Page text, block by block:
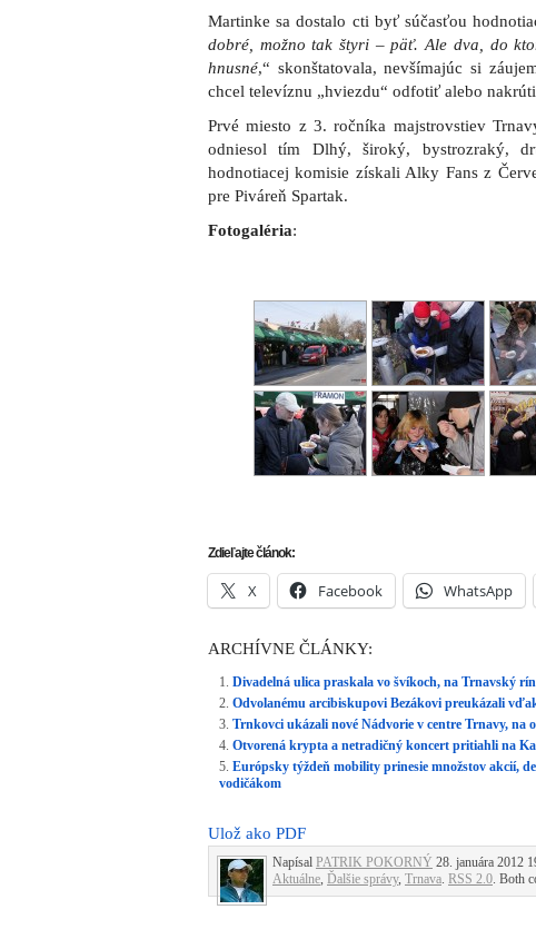
Martinke sa dostalo cti byť súčasťou
dobré, možno tak štyri – päť. Ale dva, do
hnusné,“ skonštatovala, nevšímajúc si
chcel televíznu „hviezdu“ odfotiť alebo
Prvé miesto z 3. ročníka majstrovstiev
odniesol tím Dlhý, široký, bystrozraký,
hodnotiacej komisie získali Alky Fans z
pre Piváreň Spartak.
Fotogaléria:
Zdieľajte článok:
X Facebook WhatsApp
ARCHÍVNE ČLÁNKY:
Divadelná ulica praskala vo švíkoch, na Trnavský
Odvolanému arcibiskupovi Bezákovi preukázali
Trnkovci ukázali nové Nádvorie v centre Trnavy,
Otvorená krypta a netradičný koncert pritiahli na
Európsky týždeň mobility prinesie množstov akcií,
vodičákom
Ulož ako PDF
Napísal PATRIK POKORNÝ 28. januára 2012
Aktuálne, Ďalšie správy, Trnava. RSS 2.0. Both